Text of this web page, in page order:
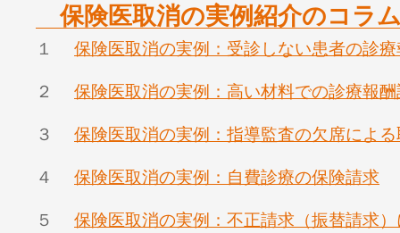
保険医取消の実例紹介のコラ
１ 保険医取消の実例：受診しない患者の診
２ 保険医取消の実例：高い材料での診療報
３ 保険医取消の実例：指導監査の欠席によ
４ 保険医取消の実例：自費診療の保険請求
５ 保険医取消の実例：不正請求（振替請求